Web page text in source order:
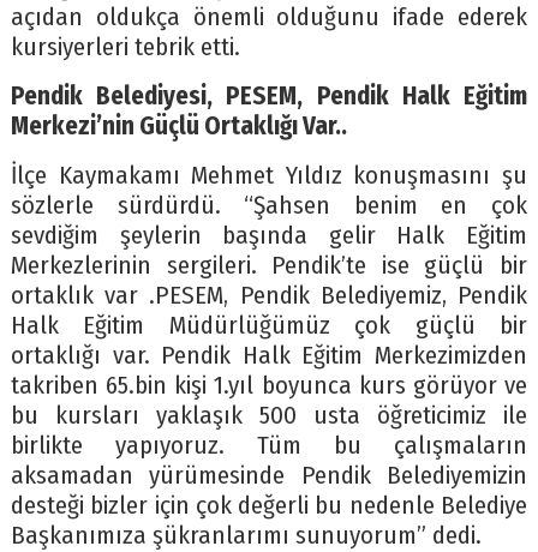
açıdan oldukça önemli olduğunu ifade ederek
kursiyerleri tebrik etti.
Pendik Belediyesi, PESEM, Pendik Halk Eğitim
Merkezi’nin Güçlü Ortaklığı Var..
İlçe Kaymakamı Mehmet Yıldız konuşmasını şu
sözlerle sürdürdü. “Şahsen benim en çok
sevdiğim şeylerin başında gelir Halk Eğitim
Merkezlerinin sergileri. Pendik’te ise güçlü bir
ortaklık var .PESEM, Pendik Belediyemiz, Pendik
Halk Eğitim Müdürlüğümüz çok güçlü bir
ortaklığı var. Pendik Halk Eğitim Merkezimizden
takriben 65.bin kişi 1.yıl boyunca kurs görüyor ve
bu kursları yaklaşık 500 usta öğreticimiz ile
birlikte yapıyoruz. Tüm bu çalışmaların
aksamadan yürümesinde Pendik Belediyemizin
desteği bizler için çok değerli bu nedenle Belediye
Başkanımıza şükranlarımı sunuyorum” dedi.